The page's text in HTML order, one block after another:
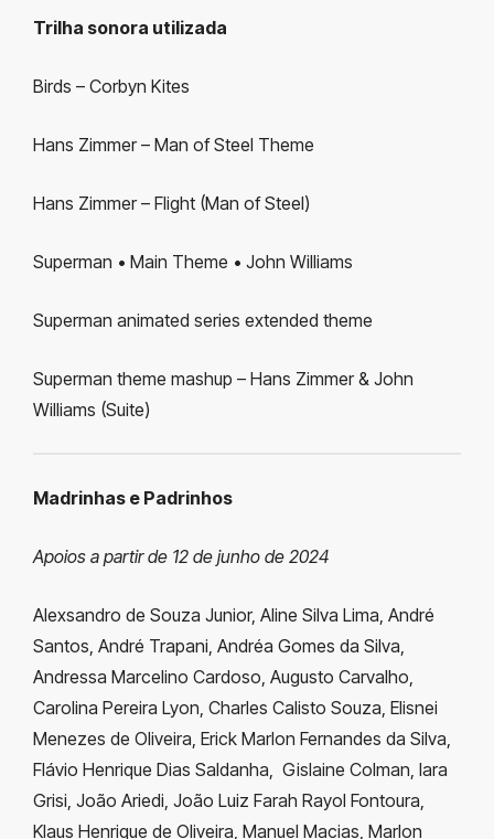
Trilha sonora utilizada
Birds – Corbyn Kites
Hans Zimmer – Man of Steel Theme
Hans Zimmer – Flight (Man of Steel)
Superman • Main Theme • John Williams
Superman animated series extended theme
Superman theme mashup – Hans Zimmer & John
Williams (Suite)
Madrinhas e Padrinhos
Apoios a partir de 12 de junho de 2024
Alexsandro de Souza Junior, Aline Silva Lima, André
Santos, André Trapani, Andréa Gomes da Silva,
Andressa Marcelino Cardoso, Augusto Carvalho,
Carolina Pereira Lyon, Charles Calisto Souza, Elisnei
Menezes de Oliveira, Erick Marlon Fernandes da Silva,
Flávio Henrique Dias Saldanha, Gislaine Colman, Iara
Grisi, João Ariedi, João Luiz Farah Rayol Fontoura,
Klaus Henrique de Oliveira, Manuel Macias, Marlon